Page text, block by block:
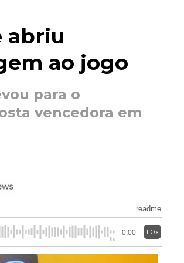
abriu
ao jogo
para o
vencedora em
readme
0:00 1.0x